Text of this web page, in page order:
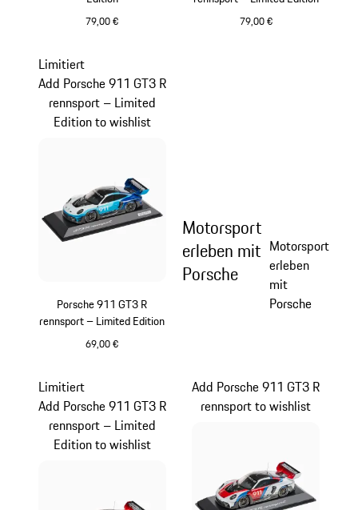
79,00 € 79,00 €
Porsche 911 GT3 R
rennsport – Limited Edition
69,00 €
Limitiert
Add Porsche 911 GT3 R
rennsport – Limited
Edition to wishlist
Motorsport
erleben mit
Porsche
Motorsport
erleben
mit
Porsche
Limitiert
Add Porsche 911 GT3 R
rennsport – Limited
Edition to wishlist
Add Porsche 911 GT3 R
rennsport to wishlist